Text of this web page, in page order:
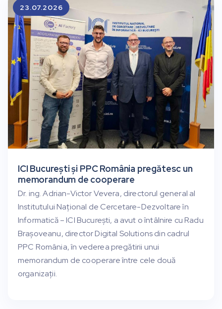
ICI București și PPC România pregătesc un
memorandum de cooperare
Dr. ing. Adrian-Victor Vevera, directorul general al
Institutului Național de Cercetare-Dezvoltare în
Informatică – ICI București, a avut o întâlnire cu Radu
Brașoveanu, director Digital Solutions din cadrul
PPC România, în vederea pregătirii unui
memorandum de cooperare între cele două
organizații.
23.07.2026